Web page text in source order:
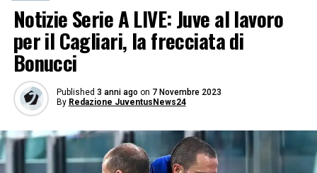
Notizie Serie A LIVE: Juve al lavoro
per il Cagliari, la frecciata di
Bonucci
Published 3 anni ago on 7 Novembre 2023
By Redazione JuventusNews24